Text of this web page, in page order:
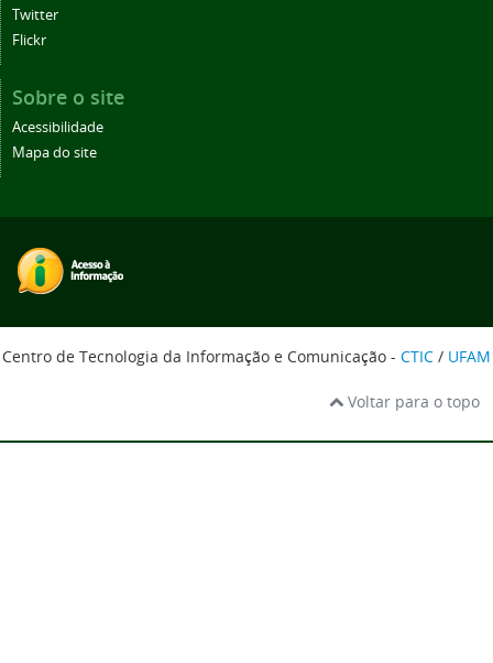
Twitter
Flickr
Sobre o site
Acessibilidade
Mapa do site
Centro de Tecnologia da Informação e Comunicação - CTIC / UFAM
Voltar para o topo